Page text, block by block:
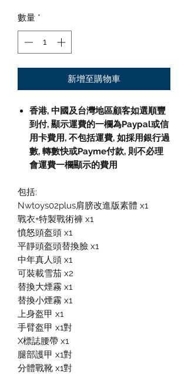
數量 *
新增至購物車
香港, 中國及台灣地區顧客如選順豐
到付, 顯示運費的一欄為Paypal或信
用卡費用, 不包括運費, 如採用銀行過
數, 轉數快或Payme付款, 則不必理
會運費一欄顯示的費用
包括:
Nwtoys02plus肩膀改進版素體 x1
戰衣+特製戰術褲 x1
憤怒頭盔頭 x1
平靜頭盔頭替換臉 x1
中年真人頭 x1
可裝載雪茄 x2
替換大煙霧 x1
替換小煙霧 x1
上身盔甲 x1
手臂盔甲 x1對
X標誌腰帶 x1
腿部護甲 x1對
分體戰靴 x1對